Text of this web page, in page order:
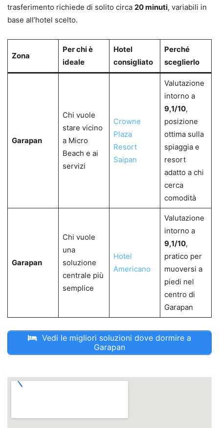
trasferimento richiede di solito circa 20 minuti, variabili in
base all’hotel scelto.
Zona
Per chi è
ideale
Hotel
consigliato
Perché
sceglierlo
Garapan
Chi vuole
stare vicino
a Micro
Beach e ai
servizi
Crowne
Plaza
Resort
Saipan
Valutazione
intorno a
9,1/10,
posizione
ottima sulla
spiaggia e
resort
adatto a chi
cerca
comodità
Garapan
Chi vuole
una
soluzione
centrale più
semplice
Hotel
Americano
Valutazione
intorno a
9,1/10,
pratico per
muoversi a
piedi nel
centro di
Garapan
Vedi le migliori soluzioni dove dormire a
Garapan